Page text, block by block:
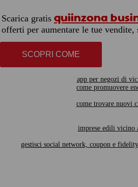
Scarica gratis quiinzona
offerti per aumentare le tue vendite,
SCOPRI COME
app per negozi di
come promuovere
come trovare nuovi
imprese edili vicino
gestisci social network, coupon e